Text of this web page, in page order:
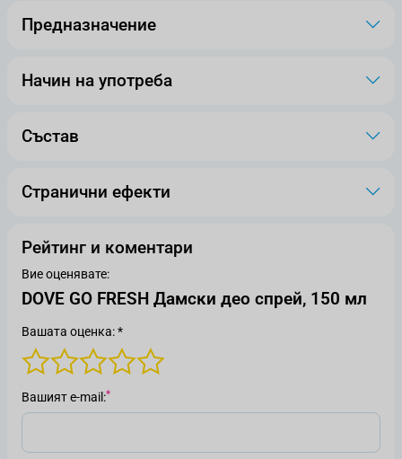
Предназначение
Начин на употреба
Състав
Странични ефекти
Рейтинг и коментари
Вие оценявате:
DOVE GO FRESH Дамски део спрей, 150 мл
Вашата оценка: *
Вашият е-mail